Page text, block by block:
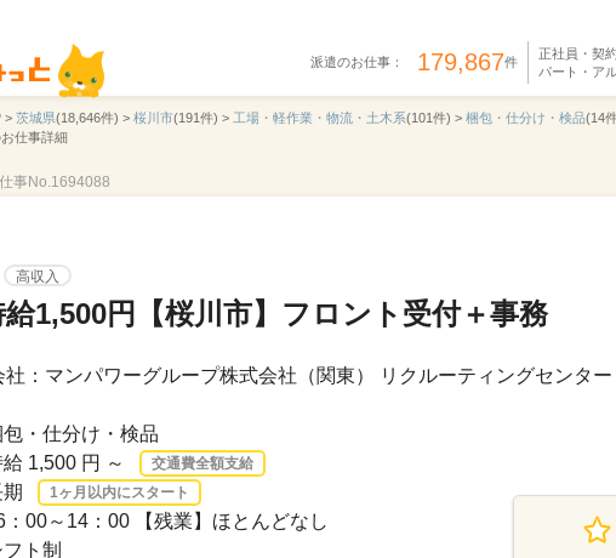
派遣のお仕事： 179,867件
正社員・契
パート・ア
> 茨城県(18,646件) > 桜川市(191件) > 工場・軽作業・物流・土木系(101件) > 梱包・仕分け・検品(14
お仕事詳細
事No.1694088
高収入
給1,500円【桜川市】フロント受付＋事務
社：マンパワーグループ株式会社（関東） リクルーティングセンター
包・仕分け・検品
給 1,500 円 ～
交通費全額支給
1ヶ月以内にスタート
：00～14：00 【残業】ほとんどなし
フト制